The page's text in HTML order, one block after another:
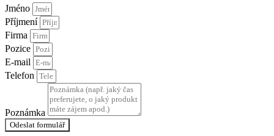
Jméno
Příjmení
Firma
Pozice
E-mail
Telefon
Poznámka
Odeslat formulář